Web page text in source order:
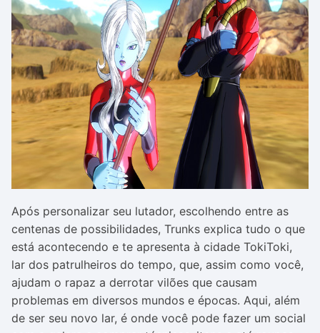
Após personalizar seu lutador, escolhendo entre as
centenas de possibilidades, Trunks explica tudo o que
está acontecendo e te apresenta à cidade TokiToki,
lar dos patrulheiros do tempo, que, assim como você,
ajudam o rapaz a derrotar vilões que causam
problemas em diversos mundos e épocas. Aqui, além
de ser seu novo lar, é onde você pode fazer um social